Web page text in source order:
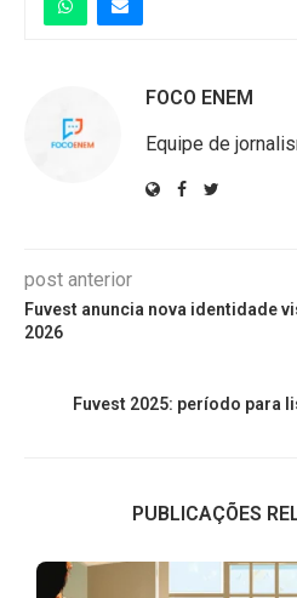
FOCO ENEM
Equipe de
post anterior
Fuvest anuncia nova identidade
2026
Fuvest 2025: período para
PUBLICAÇÕES